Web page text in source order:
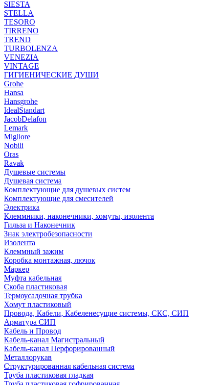
SIESTA
STELLA
TESORO
TIRRENO
TREND
TURBOLENZA
VENEZIA
VINTAGE
ГИГИЕНИЧЕСКИЕ ДУШИ
Grohe
Hansa
Hansgrohe
IdealStandart
JacobDelafon
Lemark
Migliore
Nobili
Oras
Ravak
Душевые системы
Душевая система
Комплектующие для душевых систем
Комплектующие для смесителей
Электрика
Клеммники, наконечники, хомуты, изолента
Гильза и Наконечник
Знак электробезопасности
Изолента
Клеммный зажим
Коробка монтажная, лючок
Маркер
Муфта кабельная
Скоба пластиковая
Термоусадочная трубка
Хомут пластиковый
Провода, Кабели, Кабеленесущие системы, СКС, СИП
Арматура СИП
Кабель и Провод
Кабель-канал Магистральный
Кабель-канал Перфорированный
Металлорукав
Структурированная кабельная система
Труба пластиковая гладкая